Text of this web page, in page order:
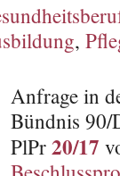
,
Anfrage in
Bündnis 90/
PlPr20/17